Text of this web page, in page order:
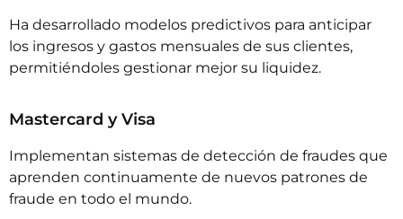
Ha desarrollado modelos predictivos para anticipar
los ingresos y gastos mensuales de sus clientes,
permitiéndoles gestionar mejor su liquidez.
Mastercard y Visa
Implementan sistemas de detección de fraudes que
aprenden continuamente de nuevos patrones de
fraude en todo el mundo.